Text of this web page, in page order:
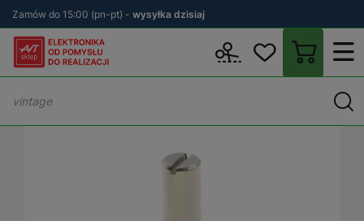
Zamów do 15:00 (pn-pt) - wysyłka dzisiaj